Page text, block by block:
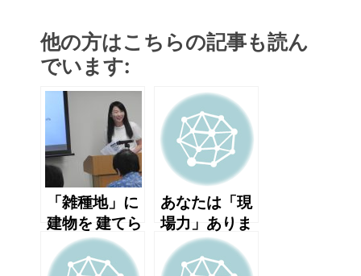
他の方はこちらの記事も読ん
でいます:
「雑種地」に
建物を 建てら
れると思いま
すか？
あなたは「現
場力」ありま
すか？